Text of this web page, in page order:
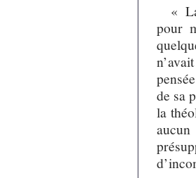
«
pour
de sa
la